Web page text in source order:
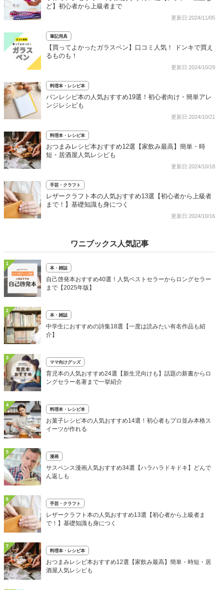
ど】初心者から上級者まで
更新日:2024/11/05
筆記用具
【買ってよかったガラスペン】口コミ人気！ ドンキで買え
るものも！
更新日:2024/10/29
料理本・レシピ本
パンレシピ本の人気おすすめ19選！初心者向け・簡単アレ
ンジレシピも
更新日:2024/10/21
料理本・レシピ本
おつまみレシピ本おすすめ12選【家飲み最高】簡単・時
短・居酒屋人気レシピも
更新日:2024/10/18
手芸・クラフト
レザークラフト本の人気おすすめ13選【初心者から上級者
まで！】基礎知識も身につく
更新日:2024/10/16
ワニブックス人気記事
1
本・雑誌
自己啓発本おすすめ40選！人気ベストセラーからロングセラー
まで【2025年版】
2
本・雑誌
中学生におすすめの詩集18選【一度は読みたい有名作品も紹
介】
3
ママ向けグッズ
育児本の人気おすすめ24選【新生児向けも】話題の新書からロ
ングセラー名著まで一挙紹介
4
料理本・レシピ本
お菓子レシピ本の人気おすすめ14選！初心者もプロ並み本格ス
イーツが作れる
5
漫画
サスペンス漫画人気おすすめ34選【ハラハラドキドキ】どんで
ん返しも
6
手芸・クラフト
レザークラフト本の人気おすすめ13選【初心者から上級者ま
で！】基礎知識も身につく
7
料理本・レシピ本
おつまみレシピ本おすすめ12選【家飲み最高】簡単・時短・居
酒屋人気レシピも